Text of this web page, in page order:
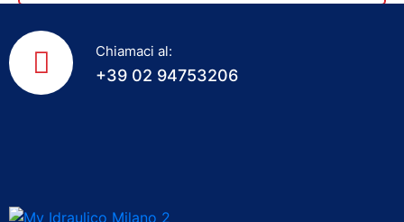
Chiamaci al:
+39 02 94753206